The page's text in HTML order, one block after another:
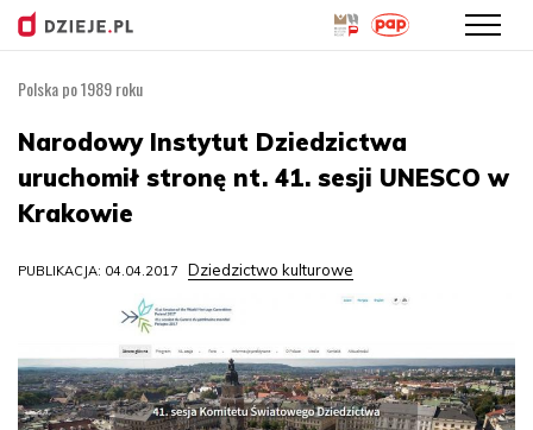
treści
Polska po 1989 roku
Narodowy Instytut Dziedzictwa
uruchomił stronę nt. 41. sesji UNESCO w
Krakowie
PUBLIKACJA: 04.04.2017 Dziedzictwo kulturowe